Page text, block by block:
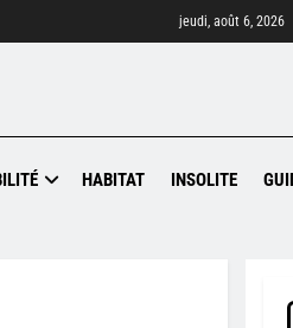
jeudi, août 6, 2026
HABITAT INSOLITE